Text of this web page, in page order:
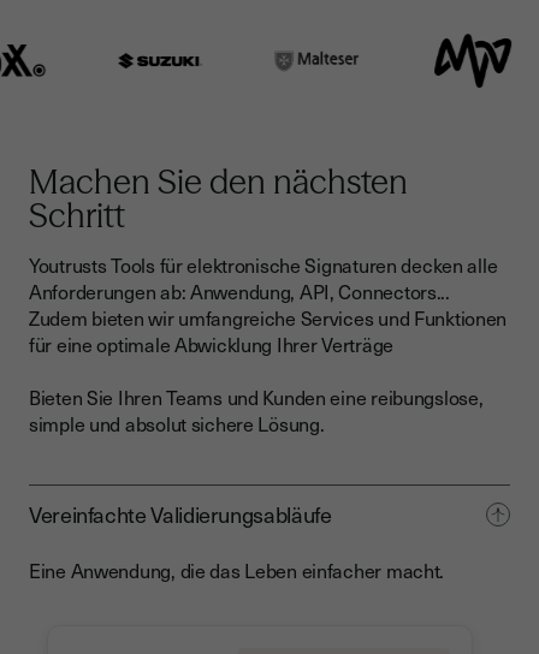
Machen Sie den nächsten
Schritt
Youtrusts Tools für elektronische Signaturen decken alle
Anforderungen ab: Anwendung, API, Connectors...
Zudem bieten wir umfangreiche Services und Funktionen
für eine optimale Abwicklung Ihrer Verträge
Bieten Sie Ihren Teams und Kunden eine reibungslose,
simple und absolut sichere Lösung.
Vereinfachte Validierungsabläufe
Eine Anwendung, die das Leben einfacher macht.